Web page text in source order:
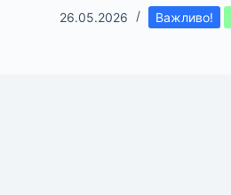
26.05.2026 Важливо!